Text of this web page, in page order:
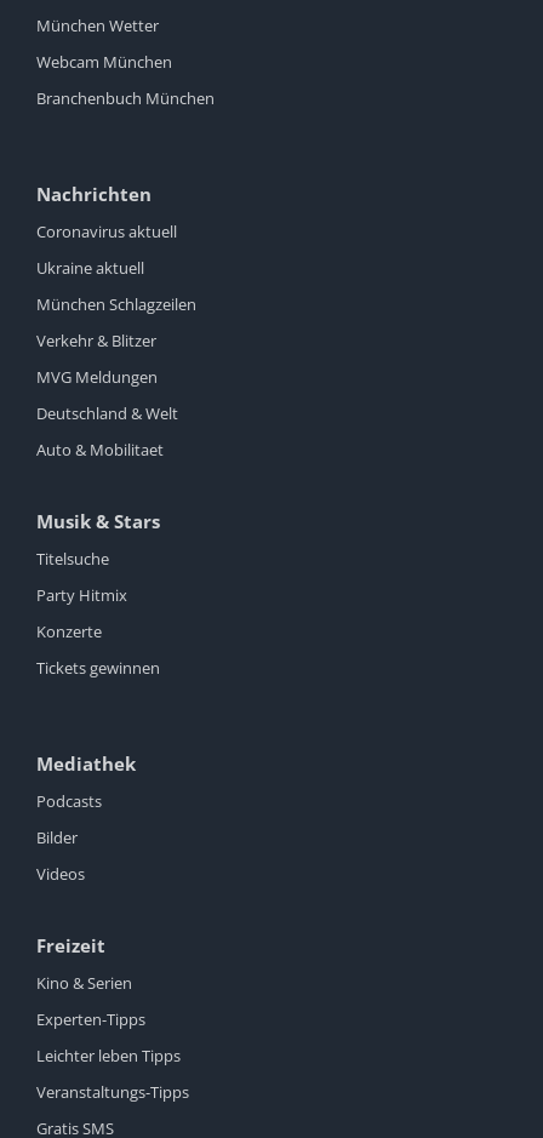
München Wetter
Webcam München
Branchenbuch München
Nachrichten
Coronavirus aktuell
Ukraine aktuell
München Schlagzeilen
Verkehr & Blitzer
MVG Meldungen
Deutschland & Welt
Auto & Mobilitaet
Musik & Stars
Titelsuche
Party Hitmix
Konzerte
Tickets gewinnen
Mediathek
Podcasts
Bilder
Videos
Freizeit
Kino & Serien
Experten-Tipps
Leichter leben Tipps
Veranstaltungs-Tipps
Gratis SMS